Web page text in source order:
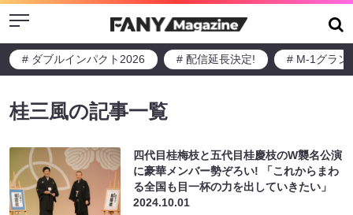
Menu
# ダブルインパクト2026 # 配信延長決定! # M-1グラン
桂三風の記事一覧
四代目桂梅枝と五代目桂慶枝のW襲名公演
に豪華メンバー勢ぞろい! 「これからまわ
る全国も目一杯の力を出していきたい」
2024.10.01